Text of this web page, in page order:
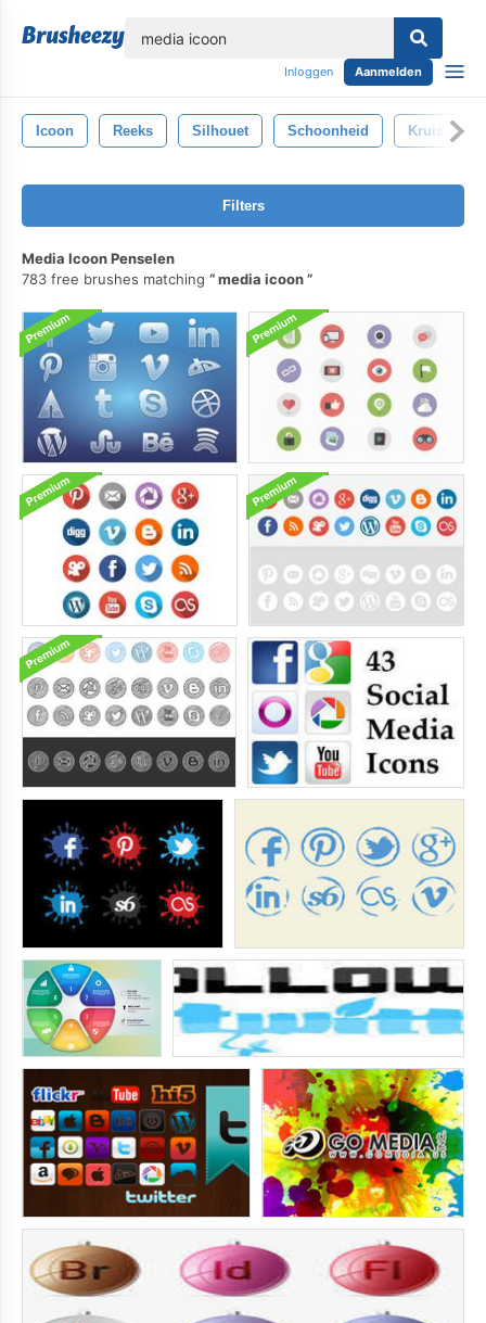
Inloggen Aanmelden
Icoon Reeks Silhouet Schoonheid Kruis
Filters
Media Icoon Penselen
783 free brushes matching
media icoon